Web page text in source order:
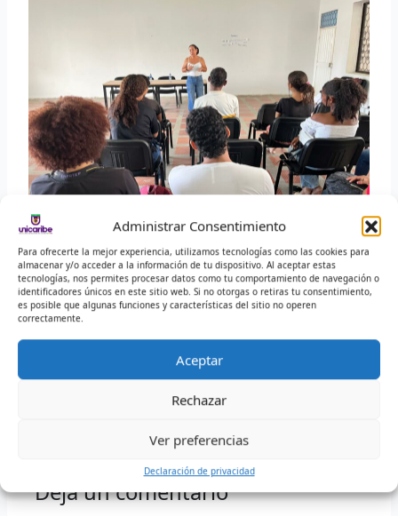
Administrar Consentimiento
Para ofrecerte la mejor experiencia, utilizamos tecnologías como las cookies para
almacenar y/o acceder a la información de tu dispositivo. Al aceptar estas
tecnologías, nos permites procesar datos como tu comportamiento de navegación o
identificadores únicos en este sitio web. Si no otorgas o retiras tu consentimiento,
es posible que algunas funciones y características del sitio no operen
correctamente.
Aceptar
Rechazar
Ver preferencias
Declaración de privacidad
Proceso de Comunicación Institucional
comunicacionhvg@infotephvg.edu.co
Deja un comentario